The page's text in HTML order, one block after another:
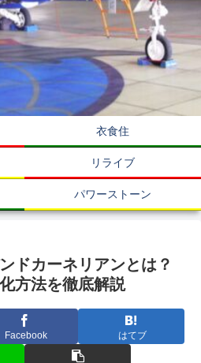
衣食住
リライブ
パワーストーン
ドカーネリアンとは？
方法を徹底解説
Facebook はてブ